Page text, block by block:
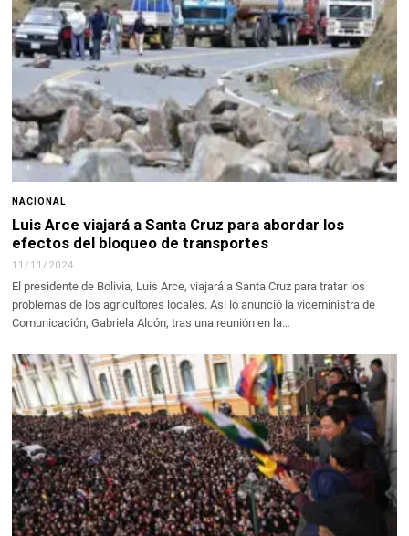
NACIONAL
Luis Arce viajará a Santa Cruz para abordar los
efectos del bloqueo de transportes
11/11/2024
El presidente de Bolivia, Luis Arce, viajará a Santa Cruz para tratar los
problemas de los agricultores locales. Así lo anunció la viceministra de
Comunicación, Gabriela Alcón, tras una reunión en la…